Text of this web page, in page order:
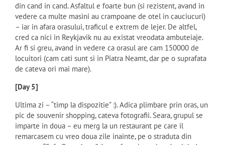
din cand in cand. Asfaltul e foarte bun (si rezistent, avand in
vedere ca multe masini au crampoane de otel in cauciucuri)
– iar in afara orasului, traficul e extrem de lejer. De altfel,
cred ca nici in Reykjavik nu au existat vreodata ambuteiaje.
Ar fi si greu, avand in vedere ca orasul are cam 150000 de
locuitori (cam cati sunt si in Piatra Neamt, dar pe o suprafata
de cateva ori mai mare).
[Day 5]
Ultima zi – “timp la dispozitie” :). Adica plimbare prin oras, un
pic de souvenir shopping, cateva fotografii. Seara, grupul se
imparte in doua – eu merg la un restaurant pe care il
remarcasem cu vreo doua zile inainte, pe o straduta din